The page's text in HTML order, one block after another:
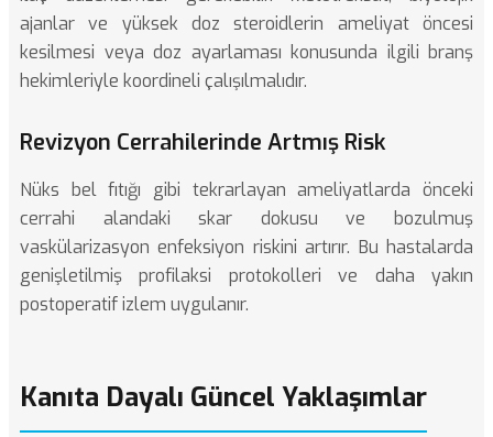
ajanlar ve yüksek doz steroidlerin ameliyat öncesi
kesilmesi veya doz ayarlaması konusunda ilgili branş
hekimleriyle koordineli çalışılmalıdır.
Revizyon Cerrahilerinde Artmış Risk
Nüks bel fıtığı gibi tekrarlayan ameliyatlarda önceki
cerrahi alandaki skar dokusu ve bozulmuş
vaskülarizasyon enfeksiyon riskini artırır. Bu hastalarda
genişletilmiş profilaksi protokolleri ve daha yakın
postoperatif izlem uygulanır.
Kanıta Dayalı Güncel Yaklaşımlar